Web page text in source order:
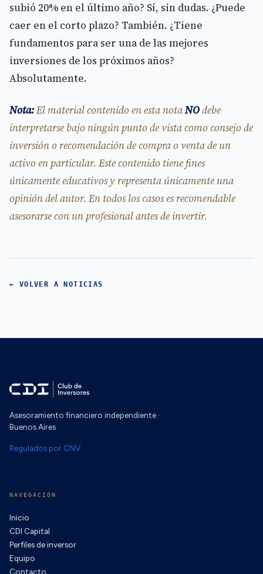
subió 20% en el último año? Sí, sin dudas. ¿Puede
caer en el corto plazo? También. ¿Tiene
fundamentos para ser una de las mejores
inversiones de los próximos años?
Absolutamente.
Nota:El material contenido en esta notaNOdebe
interpretarse bajo ningún punto de vista como consejo de
inversión o recomendación de compra o venta de un
activo en particular. Este contenido tiene fines
únicamente educativos y representa únicamente una
opinión del autor. En todos los casos es recomendable
asesorarse con un profesional antes de invertir.
← VOLVER A NOTICIAS
Asesoramiento financiero independiente ·
Buenos Aires
Regulados por CNV
NAVEGACIÓN
Inicio
CDI Capital
Perfiles de inversor
Equipo
Contacto